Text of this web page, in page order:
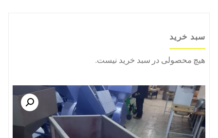
سبد خرید
هیچ محصولی در سبد خرید نیست.